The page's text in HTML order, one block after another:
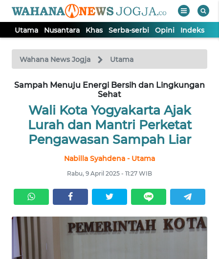
Utama Nusantara Khas Serba-serbi Opini Indeks
Wahana News Jogja Utama
Sampah Menuju Energi Bersih dan Lingkungan
Sehat
Wali Kota Yogyakarta Ajak
Lurah dan Mantri Perketat
Pengawasan Sampah Liar
Nabilla Syahdena - Utama
Rabu, 9 April 2025 - 11:27 WIB
TV
Tutup
UTAMA
NUSANTARA
KHAS
OPINI
Informasi
INDEKS